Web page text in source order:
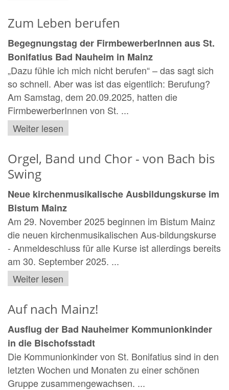
Zum Leben berufen
Begegnungstag der FirmbewerberInnen aus St.
Bonifatius Bad Nauheim in Mainz
„Dazu fühle ich mich nicht berufen“ – das sagt sich
so schnell. Aber was ist das eigentlich: Berufung?
Am Samstag, dem 20.09.2025, hatten die
FirmbewerberInnen von St. ...
Weiter lesen
Orgel, Band und Chor - von Bach bis
Swing
Neue kirchenmusikalische Ausbildungskurse im
Bistum Mainz
Am 29. November 2025 beginnen im Bistum Mainz
die neuen kirchenmusikalischen Aus-bildungskurse
- Anmeldeschluss für alle Kurse ist allerdings bereits
am 30. September 2025. ...
Weiter lesen
Auf nach Mainz!
Ausflug der Bad Nauheimer Kommunionkinder
in die Bischofsstadt
Die Kommunionkinder von St. Bonifatius sind in den
letzten Wochen und Monaten zu einer schönen
Gruppe zusammengewachsen. ...